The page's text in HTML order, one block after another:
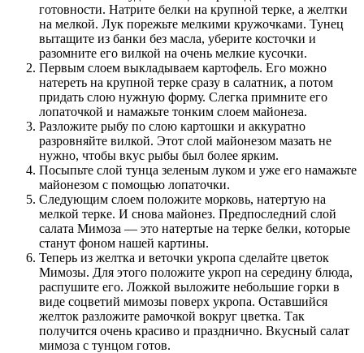
готовности. Натрите белки на крупной терке, а желтки
на мелкой. Лук порежьте мелкими кружочками. Тунец
вытащите из банки без масла, уберите косточки и
разомните его вилкой на очень мелкие кусочки.
Первым слоем выкладываем картофель. Его можно
натереть на крупной терке сразу в салатник, а потом
придать слою нужную форму. Слегка примните его
лопаточкой и намажьте тонким слоем майонеза.
Разложите рыбу по слою картошки и аккуратно
разровняйте вилкой. Этот слой майонезом мазать не
нужно, чтобы вкус рыбы был более ярким.
Посыпьте слой тунца зеленым луком и уже его намажьте
майонезом с помощью лопаточки.
Следующим слоем положите морковь, натертую на
мелкой терке. И снова майонез. Предпоследний слой
салата Мимоза — это натертые на терке белки, которые
станут фоном нашей картины.
Теперь из желтка и веточки укропа сделайте цветок
Мимозы. Для этого положите укроп на середину блюда,
распушите его. Ложкой выложите небольшие горки в
виде соцветий мимозы поверх укропа. Оставшийся
желток разложите рамочкой вокруг цветка. Так
получится очень красиво и празднично. Вкусный салат
мимоза с тунцом готов.